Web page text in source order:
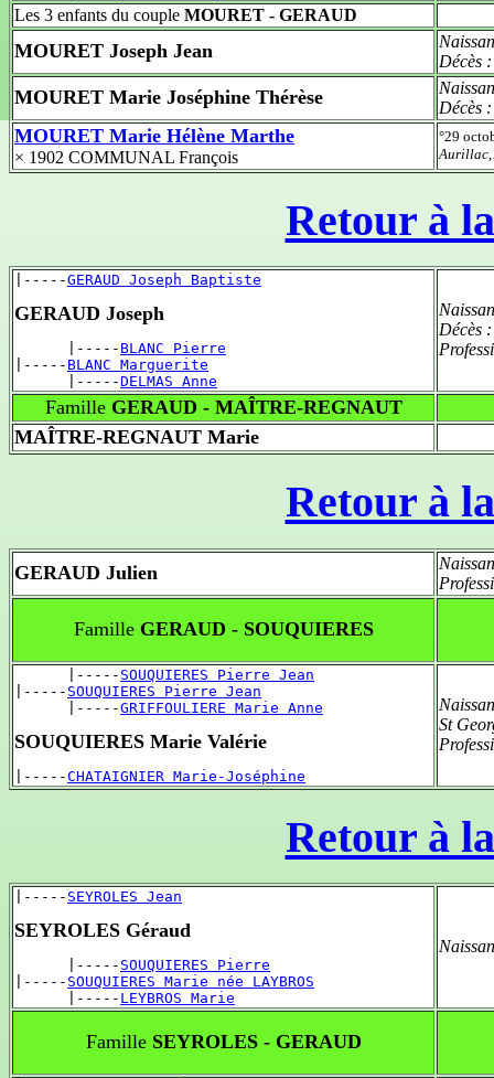
Les 3 enfants du couple MOURET - GERAUD
MOURET Joseph Jean
Décès
MOURET Marie Joséphine Thérèse
Décès
MOURET Marie Hélène Marthe
× 1902 COMMUNAL François
°29
Retour à
|-----GERAUD Joseph Baptiste
GERAUD Joseph
      |-----
BLANC Pierre
|----- BLANC Marguerite
      |-----
DELMAS Anne
Décès
FamilleGERAUD - MAÎTRE-REGNAUT
MAÎTRE-REGNAUT Marie
Retour à
GERAUD Julien
FamilleGERAUD - SOUQUIERES
      |-----
SOUQUIERES Pierre Jean
|----- SOUQUIERES Pierre Jean
      |-----
GRIFFOULIERE Marie Anne
SOUQUIERES Marie Valérie
|-----CHATAIGNIER Marie-Joséphine
St
Retour à
|----- SEYROLES Jean
SEYROLES Géraud
      |-----
SOUQUIERES Pierre
|----- SOUQUIERES Marie née LAYBROS
      |-----
LEYBROS Marie
FamilleSEYROLES - GERAUD